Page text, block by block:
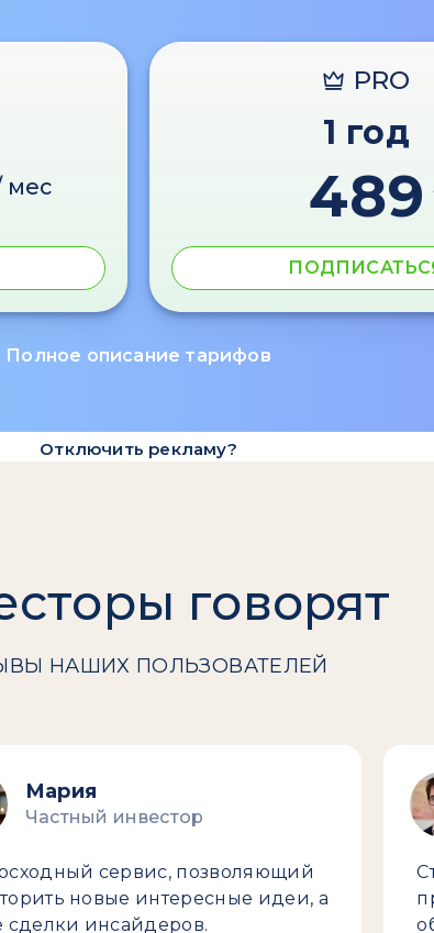
мес
PRO
1 год
489
Полное описание тарифов
Отключить рекламу?
говорят
НАШИХ ПОЛЬЗОВАТЕЛЕЙ
Мария
Частный инвестор
сервис, позволяющий
новые интересные идеи, а
сделки инсайдеров.